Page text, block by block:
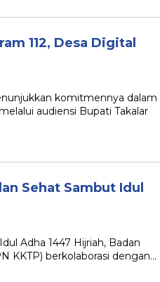
112, Desa Digital
komitmennya dalam
audiensi Bupati Takalar
Sehat Sambut Idul
Adha 1447 Hijriah, Badan
KKTP) berkolaborasi dengan…